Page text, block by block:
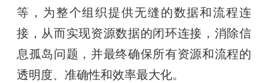
等，为整个组织提供无缝的数据和流程连
接，从而实现资源数据的闭环连接，消除信
息孤岛问题，并最终确保所有资源和流程的
透明度、准确性和效率最大化。